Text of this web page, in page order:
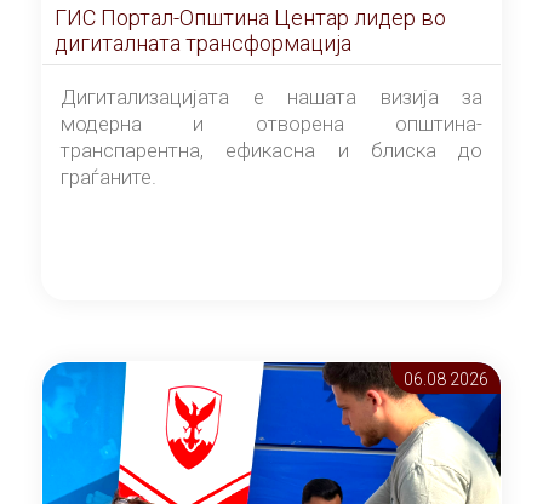
ГИС Портал-Општина Центар лидер во
дигиталната трансформација
Дигитализацијата е нашата визија за
модерна и отворена општина-
транспарентна, ефикасна и блиска до
граѓаните.
06.08 2026